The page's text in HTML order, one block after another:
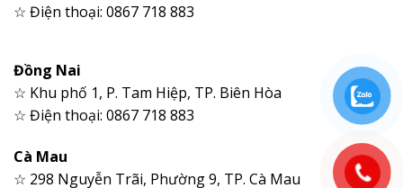
☆ Điện thoại: 0867 718 883
Đồng Nai
☆ Khu phố 1, P. Tam Hiệp, TP. Biên Hòa
☆ Điện thoại: 0867 718 883
Cà Mau
☆ 298 Nguyễn Trãi, Phường 9, TP. Cà Mau